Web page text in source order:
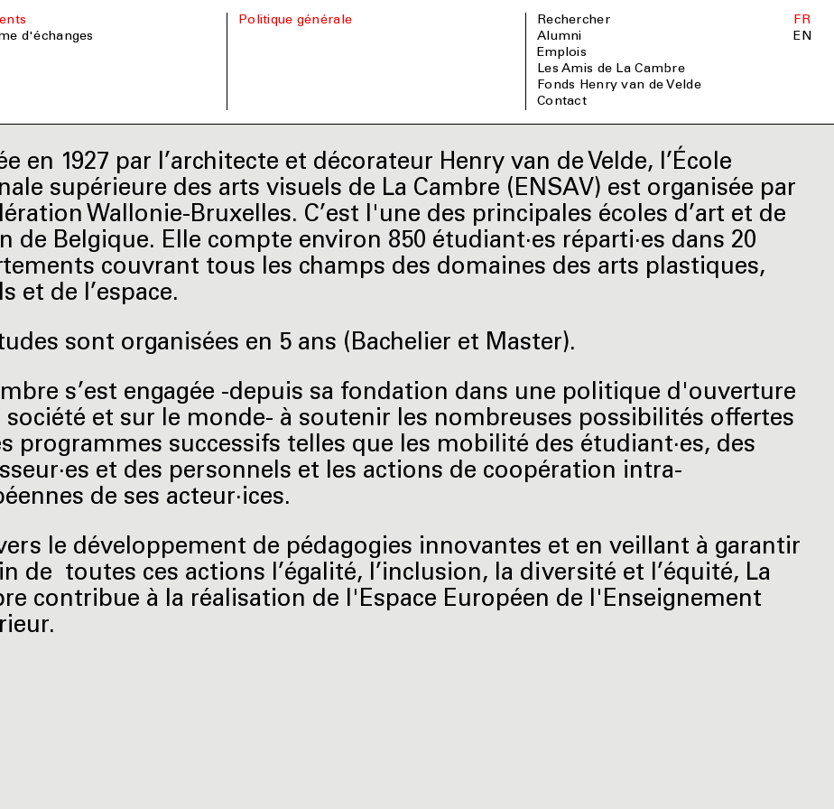
d'échanges
Politique générale
Rechercher
Alumni
Emplois
Les Amis de La Cambre
Fonds Henry van de Velde
Contact
FR
EN
en 1927 par l’architecte et décorateur Henry van de Velde, l’École
supérieure des arts visuels de La Cambre (ENSAV) est organisée par
Wallonie-Bruxelles. C’est l'une des principales écoles d’art et de
de Belgique. Elle compte environ 850 étudiant·es réparti·es dans 20
couvrant tous les champs des domaines des arts plastiques,
et de l’espace.
sont organisées en 5 ans (Bachelier et Master).
s’est engagée -depuis sa fondation dans une politique d'ouverture
société et sur le monde- à soutenir les nombreuses possibilités offertes
programmes successifs telles que les mobilité des étudiant·es, des
et des personnels et les actions de coopération intra-
de ses acteur·ices.
le développement de pédagogies innovantes et en veillant à garantir
de toutes ces actions l’égalité, l’inclusion, la diversité et l’équité, La
contribue à la réalisation de l'Espace Européen de l'Enseignement